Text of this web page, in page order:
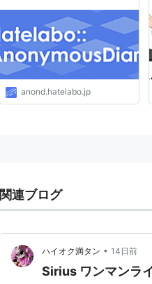
anond.hatelabo.jp
関連ブログ
ハイオク満タン • 14日前
Sirius ワンマンラ